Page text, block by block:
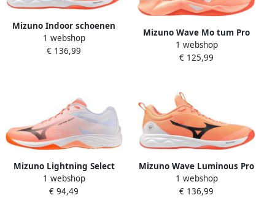
Mizuno Indoor schoenen
Wave Luminous Pro
1 webshop
€ 136,99
Mizuno Wave Mo tum Pro
Mid Indoor Sportschoenen
Oranje
1 webshop
€ 125,99
Mizuno Lightning Select
Indoor Sportschoenen
Oranje
1 webshop
€ 94,49
Mizuno Wave Luminous Pro
Indoor Sportschoenen
Oranje
1 webshop
€ 136,99